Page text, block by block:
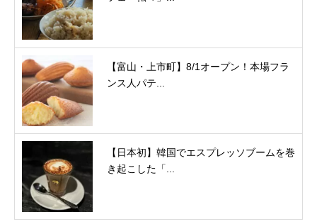
【富山・上市町】8/1オープン！本場フラ
ンス人パテ...
【日本初】韓国でエスプレッソブームを巻
き起こした「...